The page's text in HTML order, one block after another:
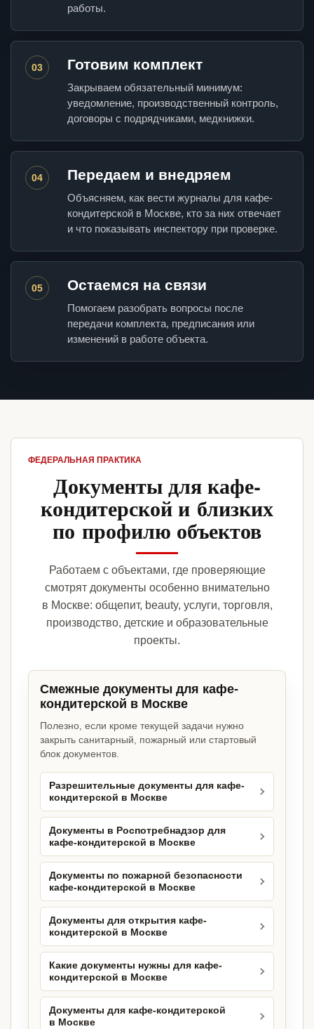
работы.
03 Готовим комплект
Закрываем обязательный минимум:
уведомление, производственный контроль,
договоры с подрядчиками, медкнижки.
04 Передаем и внедряем
Объясняем, как вести журналы для кафе-
кондитерской в Москве, кто за них отвечает
и что показывать инспектору при проверке.
05 Остаемся на связи
Помогаем разобрать вопросы после
передачи комплекта, предписания или
изменений в работе объекта.
ФЕДЕРАЛЬНАЯ ПРАКТИКА
Документы для кафе-
кондитерской и близких
по профилю объектов
Работаем с объектами, где проверяющие
смотрят документы особенно внимательно
в Москве: общепит, beauty, услуги, торговля,
производство, детские и образовательные
проекты.
Смежные документы для кафе-
кондитерской в Москве
Полезно, если кроме текущей задачи нужно
закрыть санитарный, пожарный или стартовый
блок документов.
Разрешительные документы для кафе-
кондитерской в Москве
Документы в Роспотребнадзор для
кафе-кондитерской в Москве
Документы по пожарной безопасности
кафе-кондитерской в Москве
Документы для открытия кафе-
кондитерской в Москве
Какие документы нужны для кафе-
кондитерской в Москве
Документы для кафе-кондитерской
в Москве